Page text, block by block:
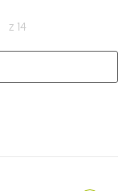
z 14